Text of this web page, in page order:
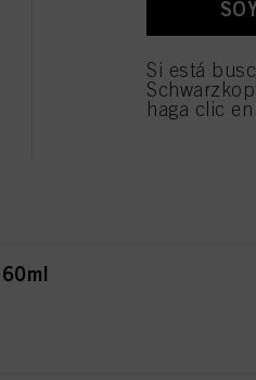
60ml
Si está
haga clic
"Rechazar", soólo se utilizarán las cookies